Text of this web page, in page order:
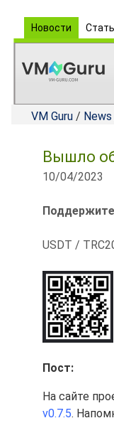
Новости
VM Guru / News
Вышло
10/04/2023
Поддержите
USDT /
Пост:
На сайте
v0.7.5.